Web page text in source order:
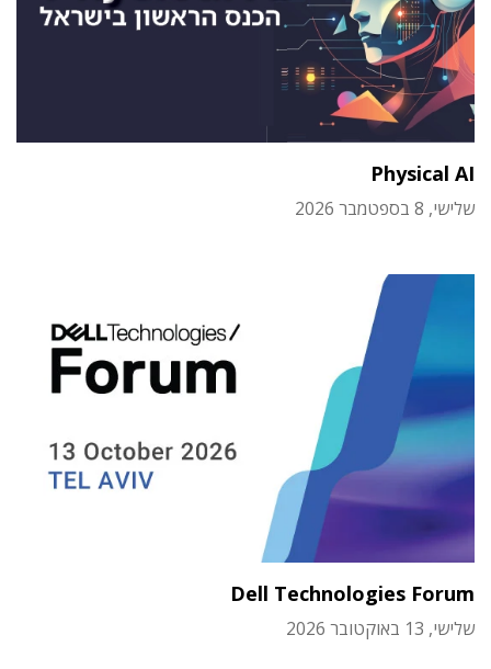
Physical AI
שלישי, 8 בספטמבר 2026
Dell Technologies Forum
שלישי, 13 באוקטובר 2026